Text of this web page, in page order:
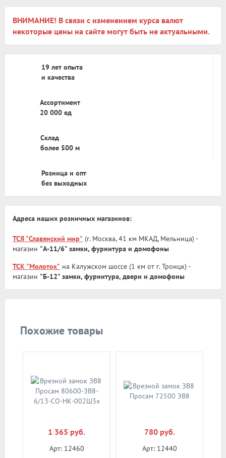
ВНИМАНИЕ! В связи с изменением курса валют
некоторые цены на сайте могут быть не актуальными.
19 лет опыта
и качества
Ассортимент
20 000 ед
Склад
более 500 м
Розница и опт
без выходных
Адреса наших розничных магазинов:
ТСЯ "Славянский мир" (г. Москва, 41 км МКАД, Мельница) -
магазин "А-11/6" замки, фурнитура и домофоны
ТСК "Молоток" на Калужском шоссе (1 км от г. Троицк) -
магазин "Б-12" замки, фурнитура, двери и домофоны
Похожие товары
1 365 руб.
Арт: 12460
780 руб.
Арт: 12440